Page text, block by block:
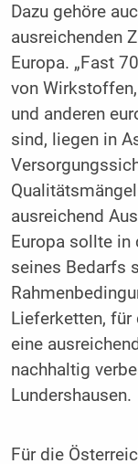
Dazu gehöre
ausreichenden
Europa. „Fast
von
und anderen
sind, liegen in
ausreichend
Europa sollte in
seines Bedarfs
Lieferketten, für
eine
nachhaltig
Lundershausen.
Für die